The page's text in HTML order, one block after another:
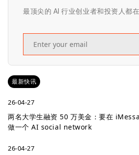
最顶尖的 AI 行业创业者和投资人都
最新快讯
26-04-27
两名大学生融资 50 万美金：要在
做一个 AI social network
26-04-27